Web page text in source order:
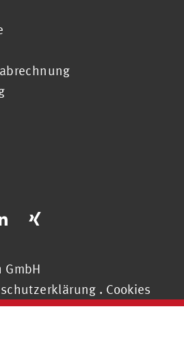
. Cookies